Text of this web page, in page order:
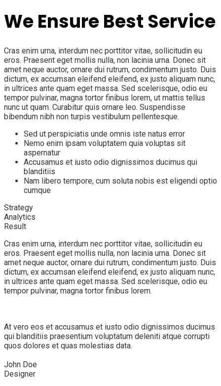
We Ensure Best Service
Cras enim urna, interdum nec porttitor vitae, sollicitudin eu
eros. Praesent eget mollis nulla, non lacinia urna. Donec sit
amet neque auctor, ornare dui rutrum, condimentum justo. Duis
dictum, ex accumsan eleifend eleifend, ex justo aliquam nunc,
in ultrices ante quam eget massa. Sed scelerisque, odio eu
tempor pulvinar, magna tortor finibus lorem, ut mattis tellus
nunc ut quam. Curabitur quis ornare leo. Suspendisse
bibendum nibh non turpis vestibulum pellentesque.
Sed ut perspiciatis unde omnis iste natus error
Nemo enim ipsam voluptatem quia voluptas sit
aspernatur
Accusamus et iusto odio dignissimos ducimus qui
blanditiis
Nam libero tempore, cum soluta nobis est eligendi optio
cumque
Strategy
Analytics
Result
Cras enim urna, interdum nec porttitor vitae, sollicitudin eu
eros. Praesent eget mollis nulla, non lacinia urna. Donec sit
amet neque auctor, ornare dui rutrum, condimentum justo. Duis
dictum, ex accumsan eleifend eleifend, ex justo aliquam nunc,
in ultrices ante quam eget massa. Sed scelerisque, odio eu
tempor pulvinar, magna tortor finibus lorem.
At vero eos et accusamus et iusto odio dignissimos ducimus
qui blanditiis praesentium voluptatum deleniti atque corrupti
quos dolores et quas molestias data.
John Doe
Designer